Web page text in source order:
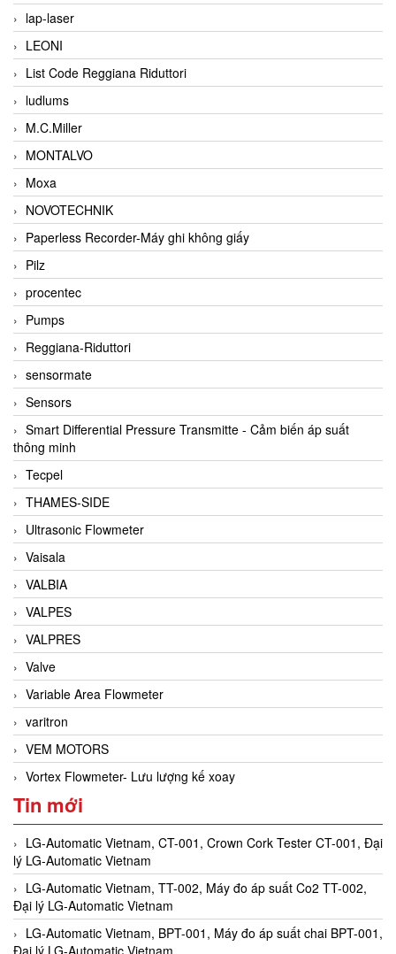
lap-laser
LEONI
List Code Reggiana Riduttori
ludlums
M.C.Miller
MONTALVO
Moxa
NOVOTECHNIK
Paperless Recorder-Máy ghi không giấy
Pilz
procentec
Pumps
Reggiana-Riduttori
sensormate
Sensors
Smart Differential Pressure Transmitte - Cảm biến áp suất
thông minh
Tecpel
THAMES-SIDE
Ultrasonic Flowmeter
Vaisala
VALBIA
VALPES
VALPRES
Valve
Variable Area Flowmeter
varitron
VEM MOTORS
Vortex Flowmeter- Lưu lượng kế xoay
Tin mới
LG-Automatic Vietnam, CT-001, Crown Cork Tester CT-001, Đại
lý LG-Automatic Vietnam
LG-Automatic Vietnam, TT-002, Máy đo áp suất Co2 TT-002,
Đại lý LG-Automatic Vietnam
LG-Automatic Vietnam, BPT-001, Máy đo áp suất chai BPT-001,
Đại lý LG-Automatic Vietnam